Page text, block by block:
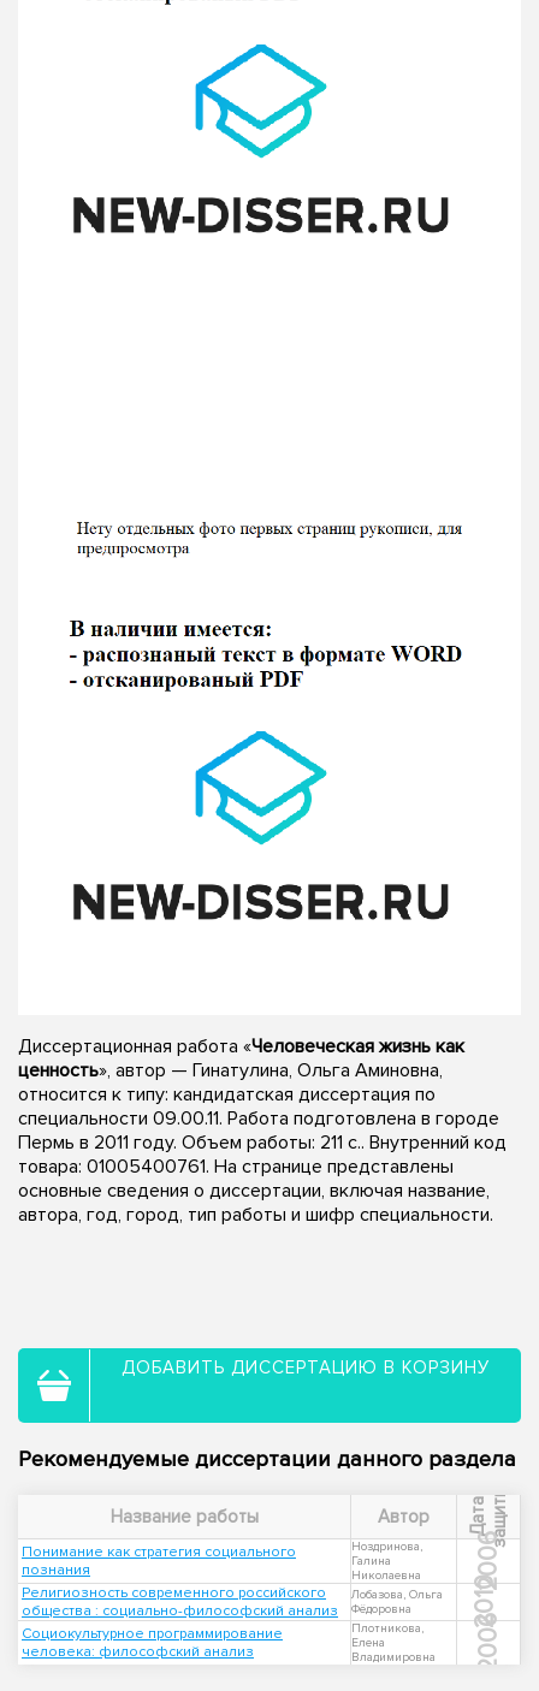
Диссертационная работа «Человеческая жизнь как
ценность», автор — Гинатулина, Ольга Аминовна,
относится к типу: кандидатская диссертация по
специальности 09.00.11. Работа подготовлена в городе
Пермь в 2011 году. Объем работы: 211 с.. Внутренний код
товара: 01005400761. На странице представлены
основные сведения о диссертации, включая название,
автора, год, город, тип работы и шифр специальности.
ДОБАВИТЬ ДИССЕРТАЦИЮ В КОРЗИНУ
Рекомендуемые диссертации данного раздела
Название работы Автор Д
а
т
а
з
а
щ
и
ты
Понимание как стратегия социального
познания
Ноздринова,
Галина
Николаевна
2006
Религиозность современного российского
общества : социально-философский анализ
Лобазова, Ольга
Фёдоровна
2010
Социокультурное программирование
человека: философский анализ
Плотникова,
Елена
Владимировна
2006